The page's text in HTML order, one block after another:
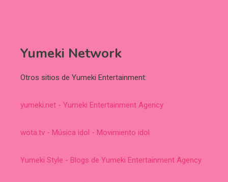
Yumeki Network
Otros sitios de Yumeki Entertainment:
yumeki.net - Yumeki Entertainment Agency
wota.tv - Música idol - Movimiento idol
Yumeki Style - Blogs de Yumeki Entertainment Agency